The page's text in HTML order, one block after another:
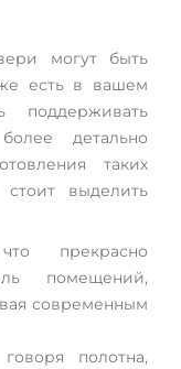
могут быть
есть в вашем
поддерживать
детально
таких
выделить
прекрасно
помещений,
современным
полотна,